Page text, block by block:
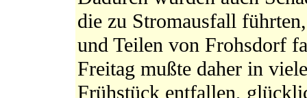
die zu Stromausfall
und Teilen von Frohsdorf
Freitag mußte daher in
Frühstück entfallen,